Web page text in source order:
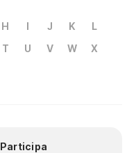
H I J K
L
T U V W
X
Participa